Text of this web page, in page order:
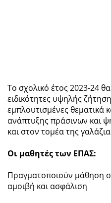
Το σχολικό έτος 2023-24
ειδικότητες υψηλής
εμπλουτισμένες θεματικά
ανάπτυξης πράσινων και
και στον τομέα της
Οι μαθητές των ΕΠΑΣ:
Πραγματοποιούν μάθηση
αμοιβή και ασφάλιση